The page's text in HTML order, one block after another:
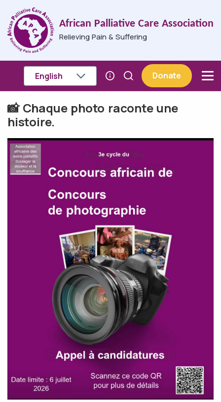
Skip to main content
African Palliative Care Association
Relieving Pain & Suffering
Donate
Breadcrumb
📸 Chaque photo raconte une
histoire.